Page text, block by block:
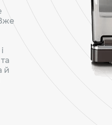
й